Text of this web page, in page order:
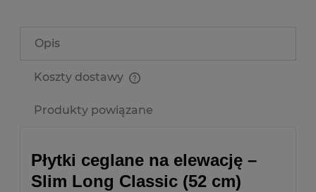
Opis
Koszty dostawy
Produkty powiązane
Płytki ceglane na elewację –
Slim Long Classic (52 cm)